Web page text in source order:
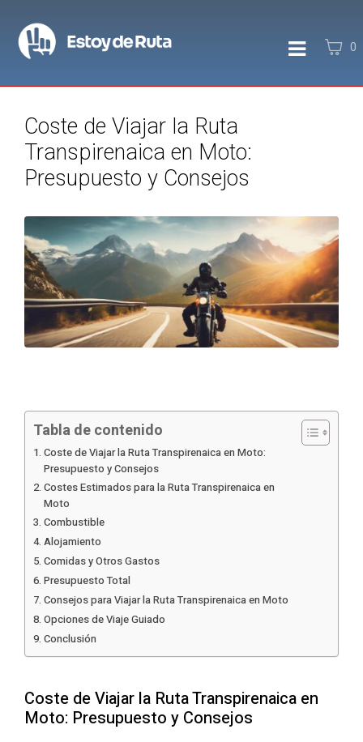
0
Coste de Viajar la Ruta
Transpirenaica en Moto:
Presupuesto y Consejos
Tabla de contenido
Coste de Viajar la Ruta Transpirenaica en Moto:
Presupuesto y Consejos
Costes Estimados para la Ruta Transpirenaica en
Moto
Combustible
Alojamiento
Comidas y Otros Gastos
Presupuesto Total
Consejos para Viajar la Ruta Transpirenaica en Moto
Opciones de Viaje Guiado
Conclusión
Coste de Viajar la Ruta Transpirenaica en
Moto: Presupuesto y Consejos